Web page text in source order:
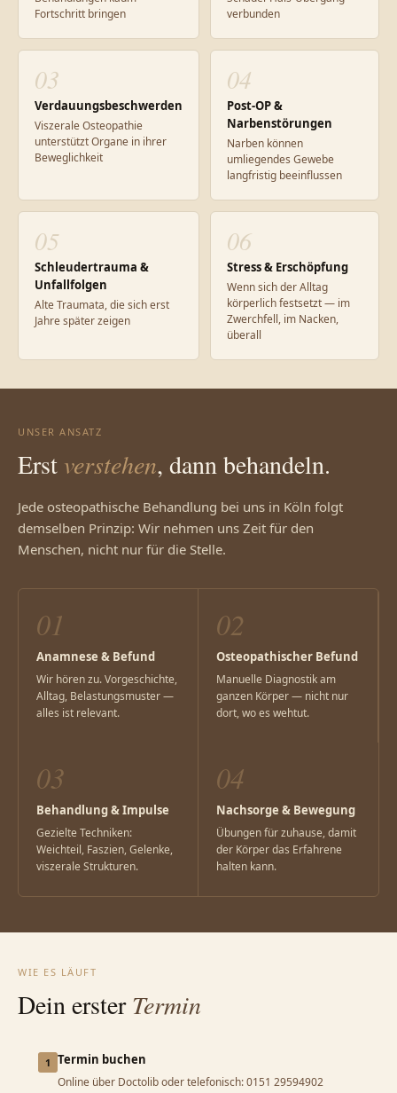
Fortschritt bringen
verbunden
03
Verdauungsbeschwerden
Viszerale Osteopathie
unterstützt Organe in ihrer
Beweglichkeit
04
Post-OP &
Narbenstörungen
Narben können
umliegendes Gewebe
langfristig beeinflussen
05
Schleudertrauma &
Unfallfolgen
Alte Traumata, die sich erst
Jahre später zeigen
06
Stress & Erschöpfung
Wenn sich der Alltag
körperlich festsetzt — im
Zwerchfell, im Nacken,
überall
UNSER ANSATZ
Erst verstehen, dann behandeln.
Jede osteopathische Behandlung bei uns in Köln folgt
demselben Prinzip: Wir nehmen uns Zeit für den
Menschen, nicht nur für die Stelle.
01
Anamnese & Befund
Wir hören zu. Vorgeschichte,
Alltag, Belastungsmuster —
alles ist relevant.
02
Osteopathischer Befund
Manuelle Diagnostik am
ganzen Körper — nicht nur
dort, wo es wehtut.
03
Behandlung & Impulse
Gezielte Techniken:
Weichteil, Faszien, Gelenke,
viszerale Strukturen.
04
Nachsorge & Bewegung
Übungen für zuhause, damit
der Körper das Erfahrene
halten kann.
WIE ES LÄUFT
Dein ersterTermin
1 Termin buchen
Online über Doctolib oder telefonisch: 0151 29594902